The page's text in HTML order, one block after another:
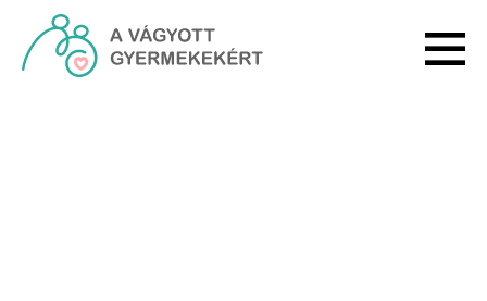
Ugrás a fő tartalomhoz